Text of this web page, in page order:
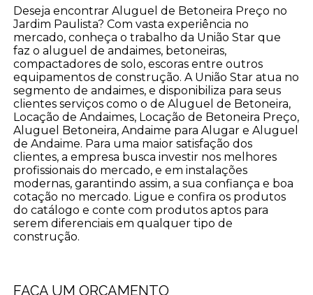
Deseja encontrar Aluguel de Betoneira Preço no
Jardim Paulista? Com vasta experiência no
mercado, conheça o trabalho da União Star que
faz o aluguel de andaimes, betoneiras,
compactadores de solo, escoras entre outros
equipamentos de construção. A União Star atua no
segmento de andaimes, e disponibiliza para seus
clientes serviços como o de Aluguel de Betoneira,
Locação de Andaimes, Locação de Betoneira Preço,
Aluguel Betoneira, Andaime para Alugar e Aluguel
de Andaime. Para uma maior satisfação dos
clientes, a empresa busca investir nos melhores
profissionais do mercado, e em instalações
modernas, garantindo assim, a sua confiança e boa
cotação no mercado. Ligue e confira os produtos
do catálogo e conte com produtos aptos para
serem diferenciais em qualquer tipo de
construção.
FAÇA UM ORÇAMENTO